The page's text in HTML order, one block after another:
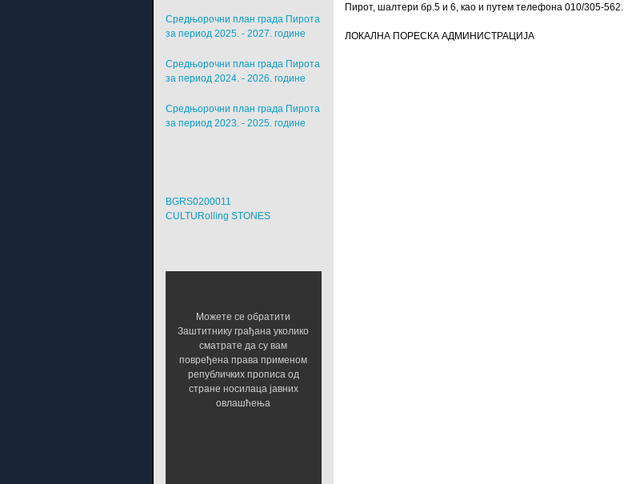
Пирот, шалтери бр.5 и 6, као и путем телефона 010/305-562.
ЛОКАЛНА ПОРЕСКА АДМИНИСТРАЦИЈА
Средњорочни план града Пирота
за период 2025. - 2027. године
Средњорочни план града Пирота
за период 2024. - 2026. године
Средњорочни план града Пирота
за период 2023. - 2025. године
BGRS0200011
CULTURolling STONES
Можете се обратити
Заштитнику грађана уколико
сматрате да су вам
повређена права применом
републичких прописа од
стране носилаца јавних
овлашћења